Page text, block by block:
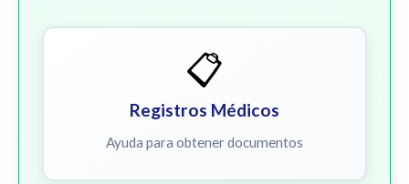
📋
Registros Médicos
Ayuda para obtener documentos